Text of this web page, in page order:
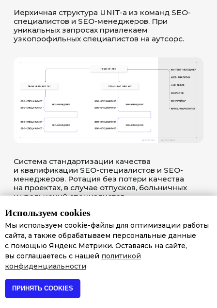
Используем cookies
Мы используем cookie-файлы для оптимизации работы
сайта, а также обрабатываем персональные данные
с помощью Яндекс Метрики. Оставаясь на сайте,
вы соглашаетесь с нашей политикой
конфиденциальности
ПРИНЯТЬ COOKIES